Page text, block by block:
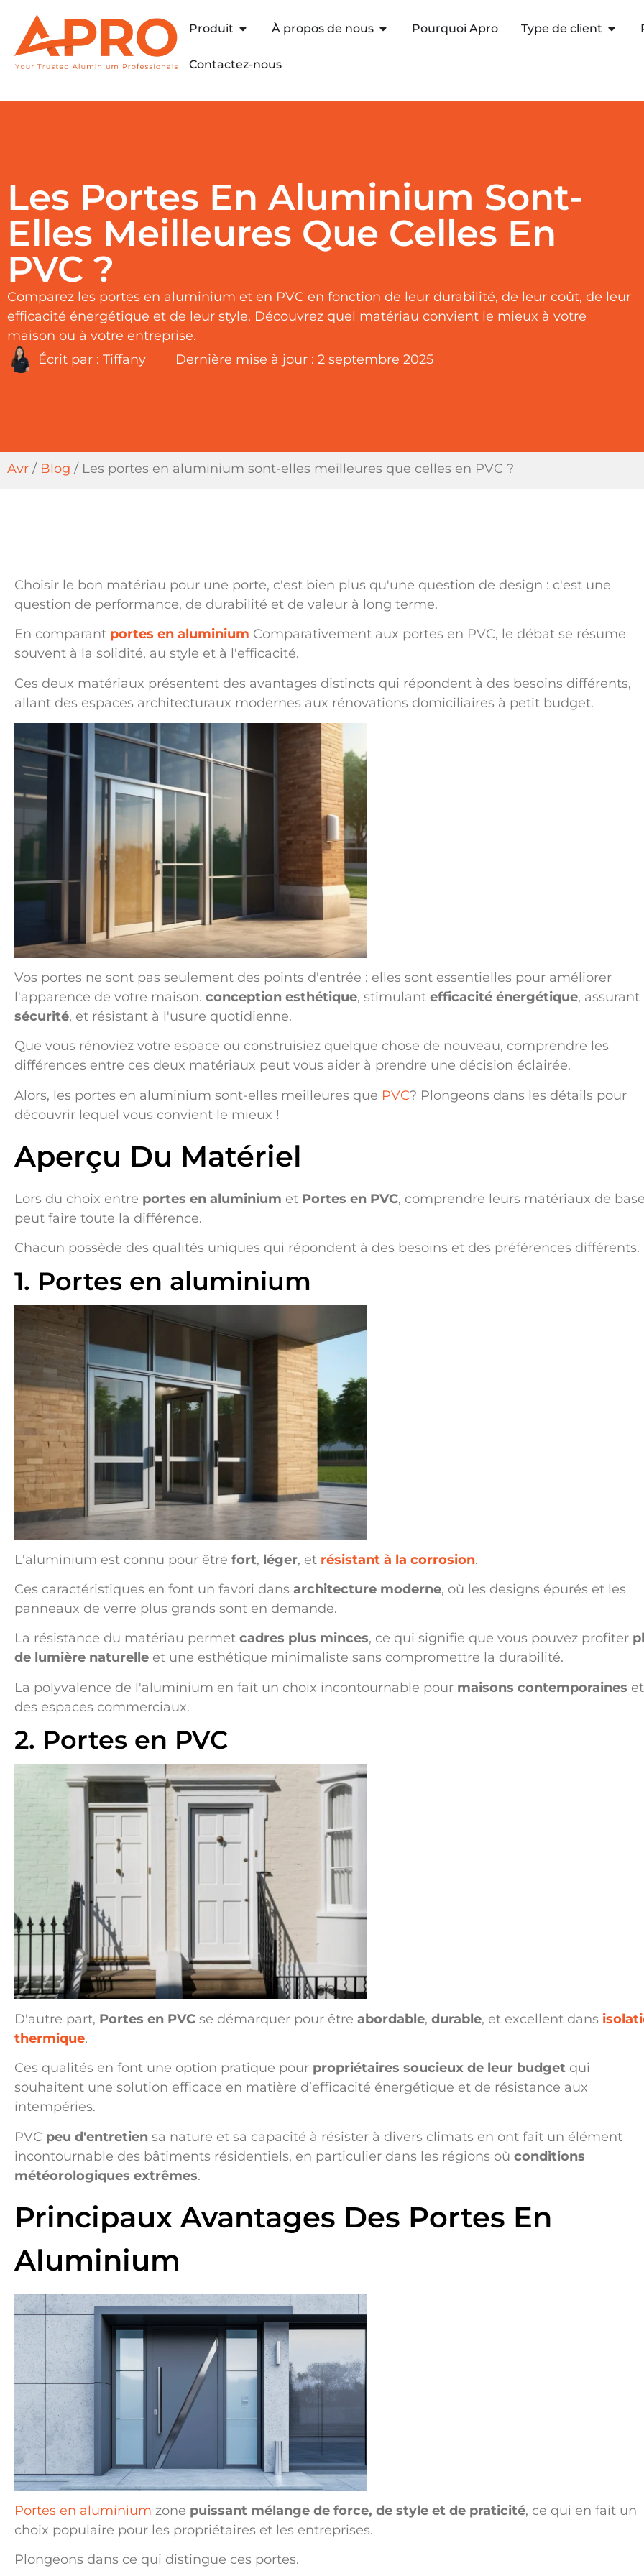
Produit À propos de nous Pourquoi Apro Type de client
Contactez-nous
Les Portes En Aluminium Sont-
Elles Meilleures Que Celles En
PVC ?
Comparez les portes en aluminium et en PVC en fonction de leur durabilité, de leur coût, de leur
efficacité énergétique et de leur style. Découvrez quel matériau convient le mieux à votre
maison ou à votre entreprise.
Écrit par : Tiffany Dernière mise à jour : 2 septembre 2025
Avr / Blog / Les portes en aluminium sont-elles meilleures que celles en PVC ?
Choisir le bon matériau pour une porte, c'est bien plus qu'une question de design : c'est une
question de performance, de durabilité et de valeur à long terme.
En comparant portes en aluminium Comparativement aux portes en PVC, le débat se résume
souvent à la solidité, au style et à l'efficacité.
Ces deux matériaux présentent des avantages distincts qui répondent à des besoins différents,
allant des espaces architecturaux modernes aux rénovations domiciliaires à petit budget.
Vos portes ne sont pas seulement des points d'entrée : elles sont essentielles pour améliorer
l'apparence de votre maison. conception esthétique, stimulant efficacité énergétique, assurant
sécurité, et résistant à l'usure quotidienne.
Que vous rénoviez votre espace ou construisiez quelque chose de nouveau, comprendre les
différences entre ces deux matériaux peut vous aider à prendre une décision éclairée.
Alors, les portes en aluminium sont-elles meilleures que PVC? Plongeons dans les détails pour
découvrir lequel vous convient le mieux !
Aperçu Du Matériel
Lors du choix entre portes en aluminium et Portes en PVC, comprendre leurs matériaux de
peut faire toute la différence.
Chacun possède des qualités uniques qui répondent à des besoins et des préférences différents.
1. Portes en aluminium
L'aluminium est connu pour être fort, léger, et résistant à la corrosion.
Ces caractéristiques en font un favori dans architecture moderne, où les designs épurés et les
panneaux de verre plus grands sont en demande.
La résistance du matériau permet cadres plus minces, ce qui signifie que vous pouvez profiter
de lumière naturelle et une esthétique minimaliste sans compromettre la durabilité.
La polyvalence de l'aluminium en fait un choix incontournable pour maisons contemporaines et
des espaces commerciaux.
2. Portes en PVC
D'autre part, Portes en PVC se démarquer pour être abordable, durable, et excellent dans
thermique.
Ces qualités en font une option pratique pour propriétaires soucieux de leur budget qui
souhaitent une solution efficace en matière d’efficacité énergétique et de résistance aux
intempéries.
PVC peu d'entretien sa nature et sa capacité à résister à divers climats en ont fait un élément
incontournable des bâtiments résidentiels, en particulier dans les régions où conditions
météorologiques extrêmes.
Principaux Avantages Des Portes En
Aluminium
Portes en aluminium zone puissant mélange de force, de style et de praticité, ce qui en fait un
choix populaire pour les propriétaires et les entreprises.
Plongeons dans ce qui distingue ces portes.